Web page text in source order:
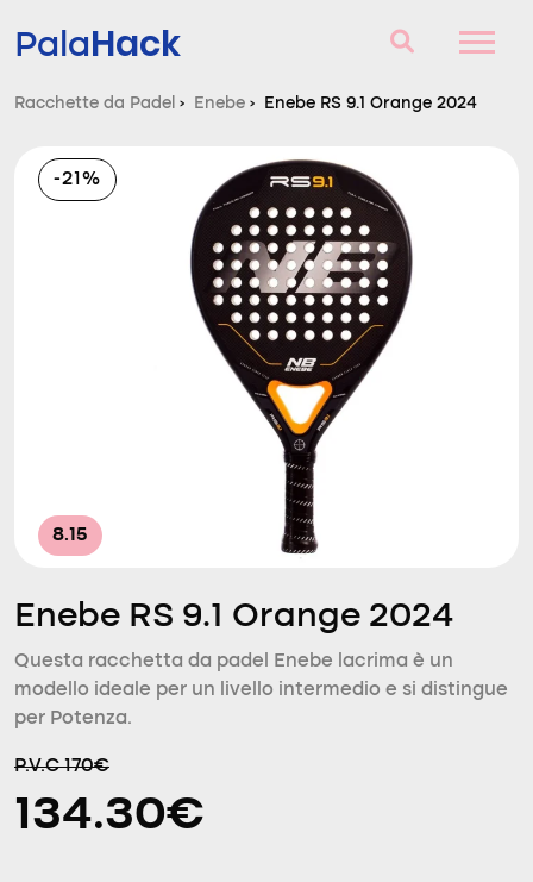
PalaHack
Domande e risposte
Comparatore
Racchette da Padel › Enebe › Enebe RS 9.1 Orange 2024
-21%
8.15
Enebe RS 9.1 Orange 2024
Questa racchetta da padel Enebe lacrima è un
modello ideale per un livello intermedio e si distingue
per Potenza.
P.V.C 170€
134.30€